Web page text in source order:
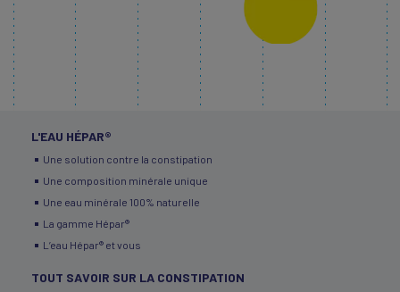
L'EAU HÉPAR®
Une solution contre la constipation
Une composition minérale unique
Une eau minérale 100% naturelle
La gamme Hépar®
L’eau Hépar® et vous
TOUT SAVOIR SUR LA CONSTIPATION